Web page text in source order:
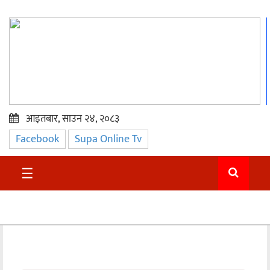
प्रमुख
समाचार
सुदुर
आइतबार, साउन २४, २०८३
Facebook Supa Online Tv
☰